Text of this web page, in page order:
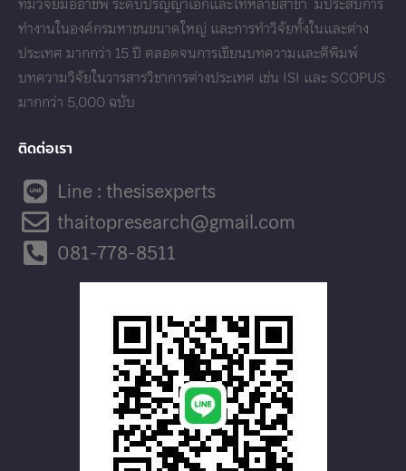
ทำงานในองค์กรมหาชนขนาดใหญ่ และการทำวิจัยทั้งในและต่าง
ประเทศ มากกว่า 15 ปี ตลอดจนการเขียนบทความและตีพิมพ์
บทความวิจัยในวารสารวิชาการต่างประเทศ เช่น ISI และ SCOPUS
มากกว่า 5,000 ฉบับ
ติดต่อเรา
Line : thesisexperts
thaitopresearch@gmail.com
081-778-8511